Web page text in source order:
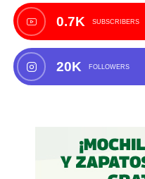
0.7K SUBSCRIBERS
20K FOLLOWERS